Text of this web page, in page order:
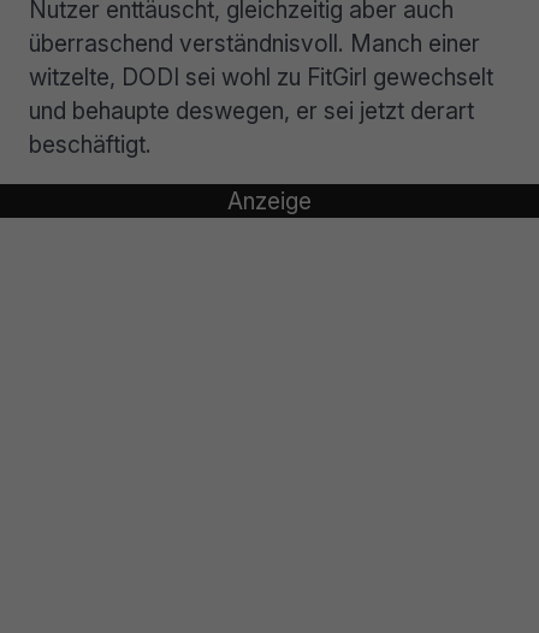
Nutzer enttäuscht, gleichzeitig aber auch
überraschend verständnisvoll. Manch einer
witzelte, DODI sei wohl zu FitGirl gewechselt
und behaupte deswegen, er sei jetzt derart
beschäftigt.